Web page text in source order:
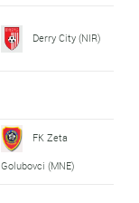
Derry City (NIR)
FK Zeta
Golubovci (MNE)